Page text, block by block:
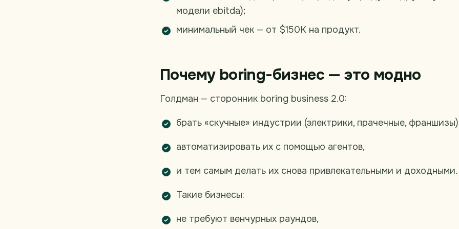
модели ebitda);
минимальный чек — от $150K на продукт.
Почему boring-бизнес — это модно
Голдман — сторонник boring business 2.0:
брать «скучные» индустрии (электрики, прачечные,
автоматизировать их с помощью агентов,
и тем самым делать их снова привлекательными и доходными.
Такие бизнесы:
не требуют венчурных раундов,